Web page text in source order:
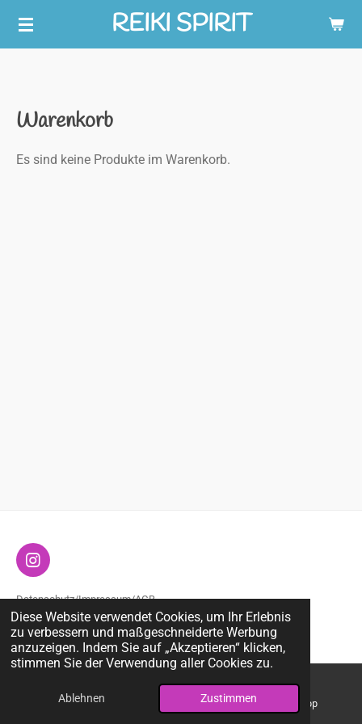
Diese Website verwendet Cookies, um Ihr Erlebnis
zu verbessern und maßgeschneiderte Werbung
anzuzeigen. Indem Sie auf „Akzeptieren“ klicken,
stimmen Sie der Verwendung aller Cookies zu.
Ablehnen Zustimmen
Zum
REIKI SPIRIT
Warenkorb
Es sind keine Produkte im Warenkorb.
I
n
s
t
a
g
r
Datenschutz/Impressum/AGB
© 2025 Reiki Spirit
E-Mail WhatsApp